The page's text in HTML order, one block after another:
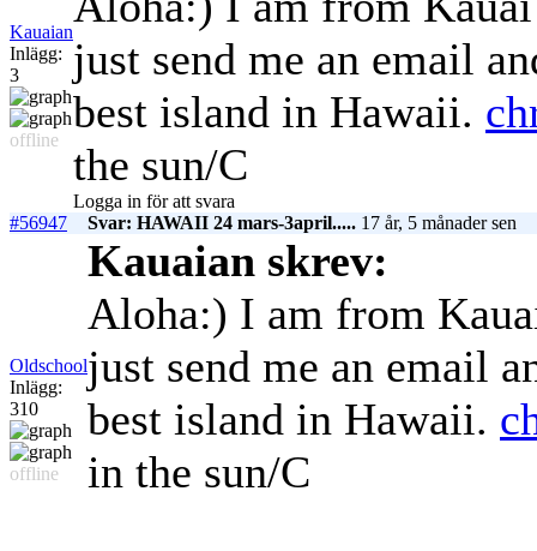
Kauaian
Inlägg:
3
offline
just send me an email
best island in Hawaii.
the sun/C
Logga in för att svara
#56947
Svar: HAWAII 24 mars-3april..... 17 år, 5 månader sen
Oldschool
Inlägg:
310
offline
Kauaian skrev:
Aloha:) I am from
just send me an email
best island in Hawaii.
in the sun/C